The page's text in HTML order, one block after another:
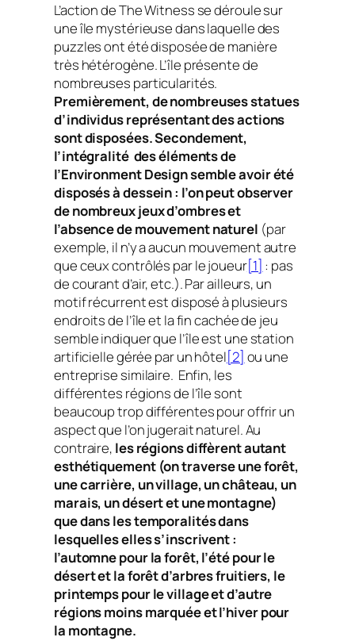
L’action de The Witness se déroule sur
une île mystérieuse dans laquelle des
puzzles ont été disposée de manière
très hétérogène. L’île présente de
nombreuses particularités.
Premièrement, de nombreuses statues
d’individus représentant des actions
sont disposées. Secondement,
l’intégralité des éléments de
l’Environment Design semble avoir été
disposés à dessein : l’on peut observer
de nombreux jeux d’ombres et
l’absence de mouvement naturel (par
exemple, il n’y a aucun mouvement autre
que ceux contrôlés par le joueur[1] : pas
de courant d’air, etc.). Par ailleurs, un
motif récurrent est disposé à plusieurs
endroits de l’île et la fin cachée de jeu
semble indiquer que l’île est une station
artificielle gérée par un hôtel[2] ou une
entreprise similaire. Enfin, les
différentes régions de l’île sont
beaucoup trop différentes pour offrir un
aspect que l’on jugerait naturel. Au
contraire, les régions diffèrent autant
esthétiquement (on traverse une forêt,
une carrière, un village, un château, un
marais, un désert et une montagne)
que dans les temporalités dans
lesquelles elles s’inscrivent :
l’automne pour la forêt, l’été pour le
désert et la forêt d’arbres fruitiers, le
printemps pour le village et d’autre
régions moins marquée et l’hiver pour
la montagne.